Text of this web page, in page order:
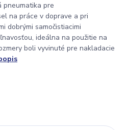
pneumatika pre
na práce v doprave a pri
dobrými samočistiacimi
ideálna na použitie na
boli vyvinuté pre nakladacie